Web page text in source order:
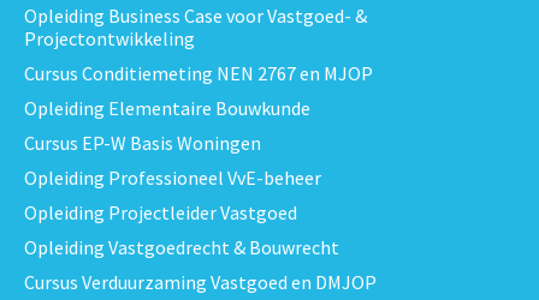
Opleiding Business Case voor Vastgoed- &
Projectontwikkeling
Cursus Conditiemeting NEN 2767 en MJOP
Opleiding Elementaire Bouwkunde
Cursus EP-W Basis Woningen
Opleiding Professioneel VvE-beheer
Opleiding Projectleider Vastgoed
Opleiding Vastgoedrecht & Bouwrecht
Cursus Verduurzaming Vastgoed en DMJOP